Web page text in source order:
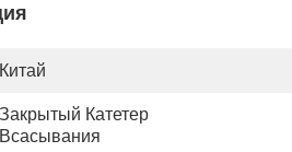
Китай
Закрытый Катетер
Всасывания